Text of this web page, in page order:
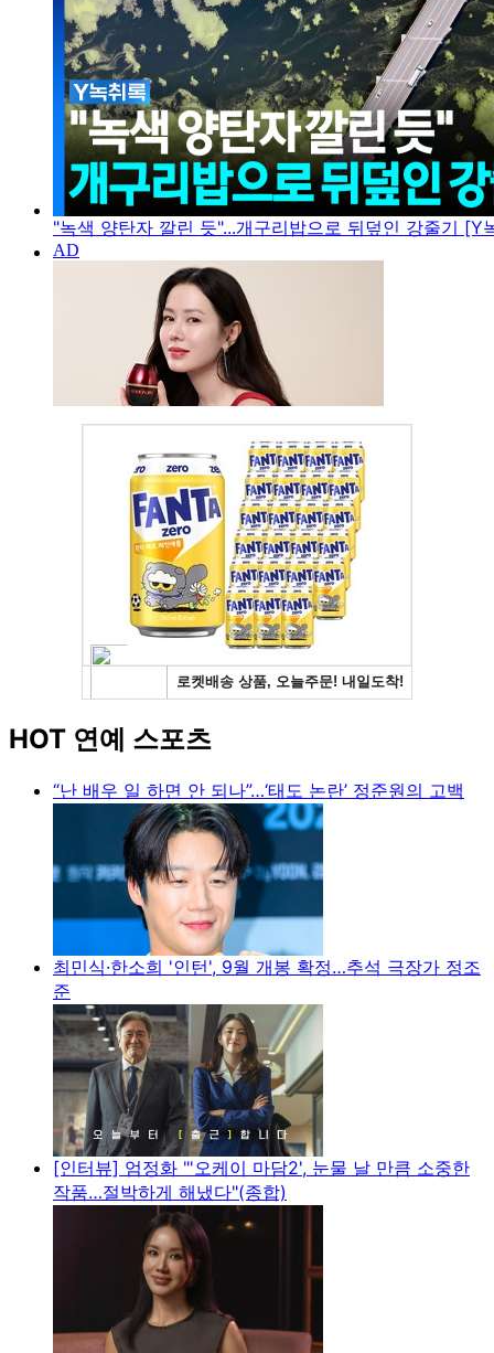
"녹색 양탄자 깔린 듯"...개구리밥으로 뒤덮인 강줄기 [Y
HOT 연예 스포츠
“난 배우 일 하면 안 되나”…‘태도 논란’ 정준원의 고백
최민식·한소희 '인턴', 9월 개봉 확정…추석 극장가 정조
준
[인터뷰] 엄정화 "'오케이 마담2', 눈물 날 만큼 소중한
작품…절박하게 해냈다"(종합)